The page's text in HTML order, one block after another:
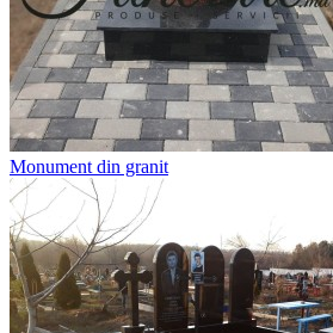
Monument din granit